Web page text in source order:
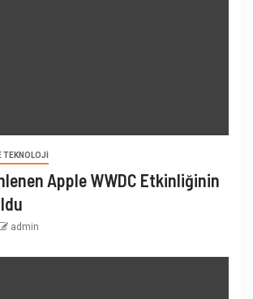
TEKNOLOJI
Apple WWDC Etkinliğinin
admin